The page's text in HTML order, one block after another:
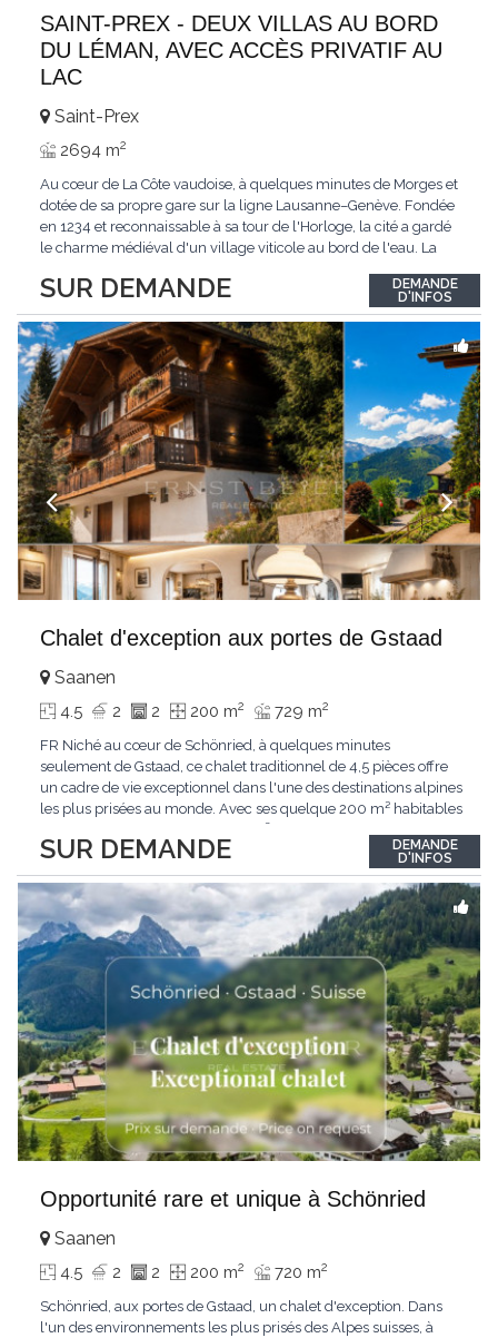
SAINT-PREX - DEUX VILLAS AU BORD
DU LÉMAN, AVEC ACCÈS PRIVATIF AU
LAC
SUR DEMANDE
Saint-Prex
2694 m2
Au cœur de La Côte vaudoise, à quelques minutes de Morges et
dotée de sa propre gare sur la ligne Lausanne–Genève. Fondée
en 1234 et reconnaissable à sa tour de l'Horloge, la cité a gardé
le charme médiéval d'un village viticole au bord de l'eau. La
immédiate des villes. Dans cet environnement privilégié, une
propriété...
DEMANDE
D'INFOS
Chalet d'exception aux portes de Gstaad
SUR DEMANDE
Saanen
4.5 2 2 200 m2 729 m2
FR Niché au cœur de Schönried, à quelques minutes
seulement de Gstaad, ce chalet traditionnel de 4,5 pièces offre
un cadre de vie exceptionnel dans l'une des destinations alpines
les plus prisées au monde. Avec ses quelque 200 m² habitables
situation dominante offrant une vue dégagée sur le village de
Gstaad et les sommets...
DEMANDE
D'INFOS
Opportunité rare et unique à Schönried
Saanen
4.5 2 2 200 m2 720 m2
Schönried, aux portes de Gstaad, un chalet d'exception. Dans
l'un des environnements les plus prisés des Alpes suisses, à